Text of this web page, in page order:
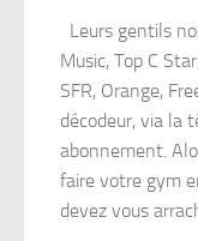
Leurs gentils
Music, Top C
SFR, Orange,
décodeur, via la
abonnement.
faire votre gym
devez vous